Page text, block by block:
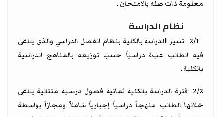
معلومة ذات صله بالامتحان .
نظام الدراسة
الدراسة بالكلية بنظام الفصل الدراسي والذى يتلقى
فيه الطالب عبءً دراسياً حسب توزيعه بالمناهج الدراسية
بالكلية .
2/2 فترة الدراسة بالكلية ثمانية فصول دراسية متتالية يتلقى
خلالها الطالب منهجاً دراسياً إجبارياً شاملاً ومجازاً بواسطة